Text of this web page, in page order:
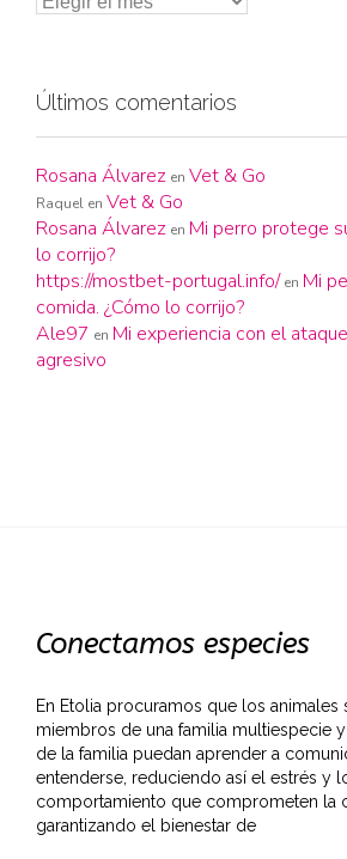
Últimos comentarios
Rosana Álvarez en Vet & Go
Raquel en Vet & Go
Rosana Álvarez en Mi perro protege
lo corrijo?
https://mostbet-portugal.info/ en Mi
comida. ¿Cómo lo corrijo?
Ale97 en Mi experiencia con el
agresivo
Conectamos especies
En Etolia procuramos que los animales
miembros de una familia multiespecie
de la familia puedan aprender a
entenderse, reduciendo así el estrés y
comportamiento que comprometen la
garantizando el bienestar de